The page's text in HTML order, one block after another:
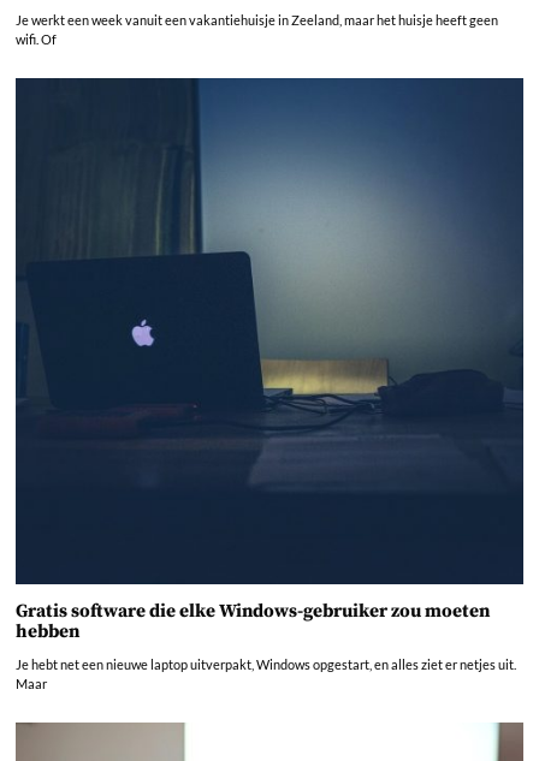
Je werkt een week vanuit een vakantiehuisje in Zeeland, maar het huisje heeft geen
wifi. Of
Gratis software die elke Windows-gebruiker zou moeten
hebben
Je hebt net een nieuwe laptop uitverpakt, Windows opgestart, en alles ziet er netjes uit.
Maar